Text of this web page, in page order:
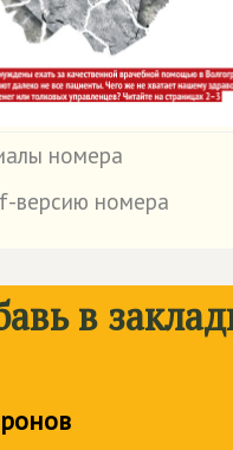
номера
версию номера
в